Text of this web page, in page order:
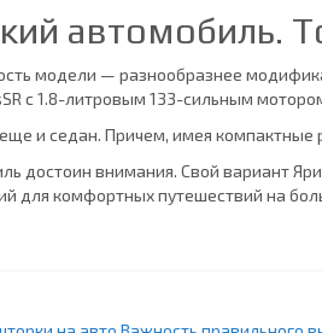
автомобиль.
модели — разнообразнее
с 1.8-литровым 133-сильным
и седан. Причем, имея
достоин внимания. Свой вариант
для комфортных путешествий на